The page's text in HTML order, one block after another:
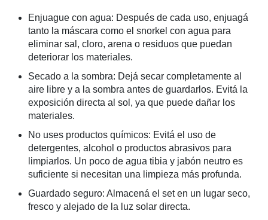
Enjuague con agua: Después de cada uso, enjuagá
tanto la máscara como el snorkel con agua para
eliminar sal, cloro, arena o residuos que puedan
deteriorar los materiales.
Secado a la sombra: Dejá secar completamente al
aire libre y a la sombra antes de guardarlos. Evitá la
exposición directa al sol, ya que puede dañar los
materiales.
No uses productos químicos: Evitá el uso de
detergentes, alcohol o productos abrasivos para
limpiarlos. Un poco de agua tibia y jabón neutro es
suficiente si necesitan una limpieza más profunda.
Guardado seguro: Almacená el set en un lugar seco,
fresco y alejado de la luz solar directa.